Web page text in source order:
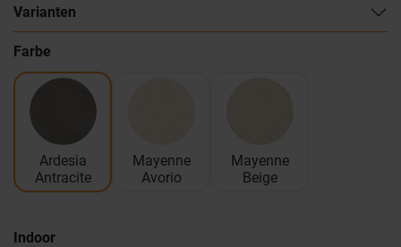
Varianten
Farbe
Ardesia
Antracite
Mayenne
Avorio
Mayenne
Beige
Indoor